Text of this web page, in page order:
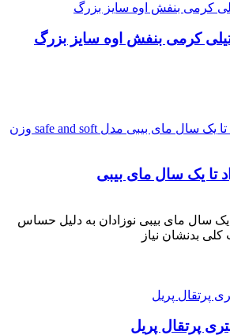
کرمی بنفش اوه سایز بزرگ
تا یک سال مای بیبی
یک سال مای بیبی نوزادان به دلیل حساس
بدنشان نیاز